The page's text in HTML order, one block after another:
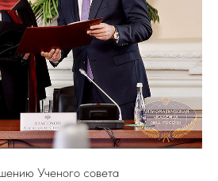
Ученого совета